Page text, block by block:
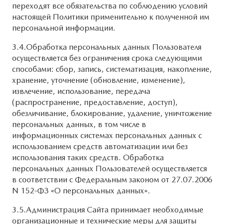
переходят все обязательства по соблюдению условий
настоящей Политики применительно к полученной им
персональной информации.
3.4.Обработка персональных данных Пользователя
осуществляется без ограничения срока следующими
способами: сбор, запись, систематизация, накопление,
хранение, уточнение (обновление, изменение),
извлечение, использование, передача
(распространение, предоставление, доступ),
обезличивание, блокирование, удаление, уничтожение
персональных данных, в том числе в
информационных системах персональных данных с
использованием средств автоматизации или без
использования таких средств. Обработка
персональных данных Пользователей осуществляется
в соответствии с Федеральным законом от 27.07.2006
N 152-ФЗ «О персональных данных».
3.5.Администрация Сайта принимает необходимые
организационные и технические меры для защиты